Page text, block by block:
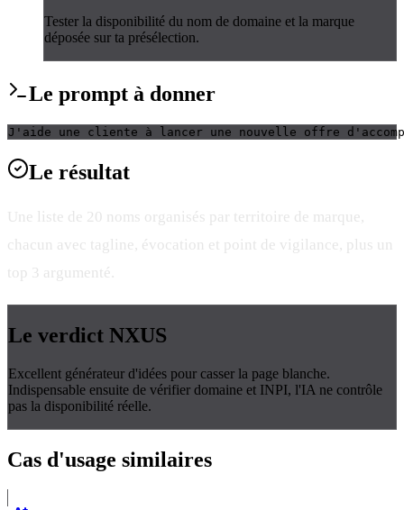
Tester la disponibilité du nom de domaine et la marque
déposée sur ta présélection.
Le prompt à donner
J'aide une cliente à lancer une nouvelle offre
Le résultat
Une liste de 20 noms organisés par territoire de marque,
chacun avec tagline, évocation et point de vigilance, plus un
top 3 argumenté.
Le verdict NXUS
Excellent générateur d'idées pour casser la page blanche.
Indispensable ensuite de vérifier domaine et INPI, l'IA ne contrôle
pas la disponibilité réelle.
Cas d'usage similaires